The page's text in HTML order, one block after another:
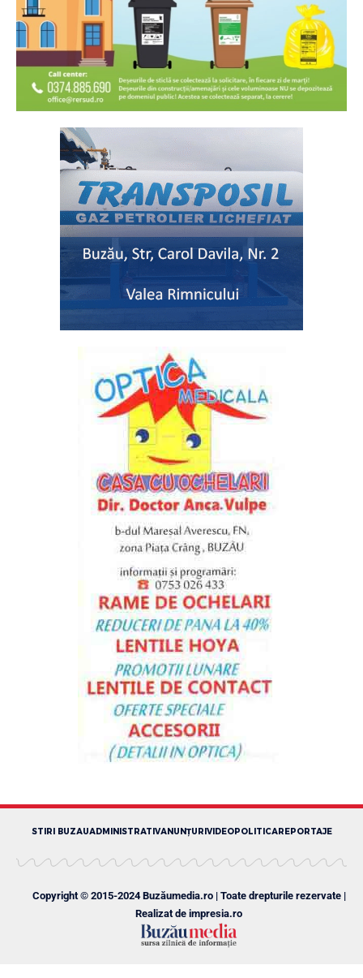
STIRI BUZAUADMINISTRATIVANUNȚURI VIDEOPOLITICAREPORTAJE
Copyright © 2015-2024 Buzăumedia.ro | Toate drepturile rezervate |
Realizat de impresia.ro